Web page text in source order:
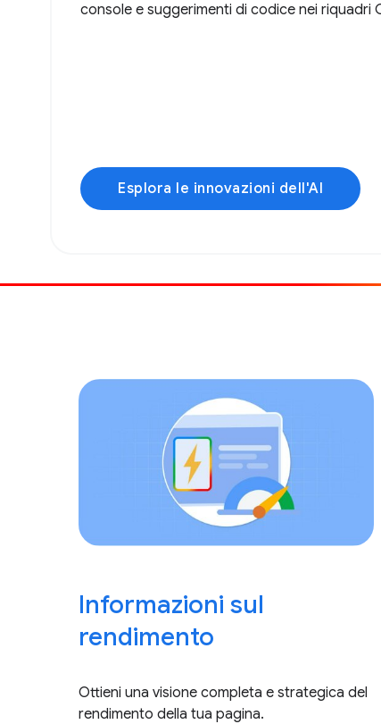
console e suggerimenti di codice nei riquadri
Esplora le innovazioni dell'AI
Informazioni sul
rendimento
Ottieni una visione completa e strategica del
rendimento della tua pagina.